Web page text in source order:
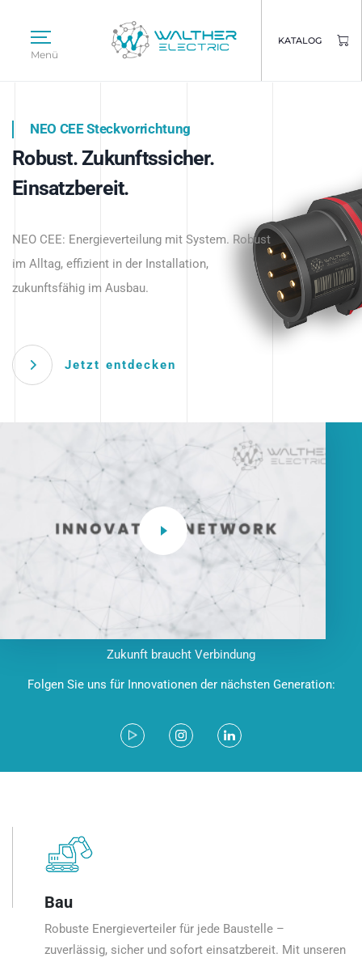
Menü
KATALOG
Intelligente Stromverteilung
beginnt hier.
NEO CEE Steckvorrichtung
Robust. Zukunftssicher.
Einsatzbereit.
NEO CEE: Energieverteilung mit System. Robust
im Alltag, effizient in der Installation,
zukunftsfähig im Ausbau.
Jetzt entdecken
Intelligenz trifft Energie.
Anwendungen – robust, IP-geschützt und
zukunftsfähig.
Zukunft braucht Verbindung
Folgen Sie uns für Innovationen der nächsten Generation:
Bau
Robuste Energieverteiler für jede Baustelle –
zuverlässig, sicher und sofort einsatzbereit. Mit unseren